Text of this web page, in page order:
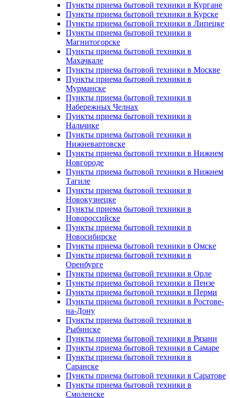
Пункты приема бытовой техники в Кургане
Пункты приема бытовой техники в Курске
Пункты приема бытовой техники в Липецке
Пункты приема бытовой техники в
Магнитогорске
Пункты приема бытовой техники в
Махачкале
Пункты приема бытовой техники в Москве
Пункты приема бытовой техники в
Мурманске
Пункты приема бытовой техники в
Набережных Челнах
Пункты приема бытовой техники в
Нальчике
Пункты приема бытовой техники в
Нижневартовске
Пункты приема бытовой техники в Нижнем
Новгороде
Пункты приема бытовой техники в Нижнем
Тагиле
Пункты приема бытовой техники в
Новокузнецке
Пункты приема бытовой техники в
Новороссийске
Пункты приема бытовой техники в
Новосибирске
Пункты приема бытовой техники в Омске
Пункты приема бытовой техники в
Оренбурге
Пункты приема бытовой техники в Орле
Пункты приема бытовой техники в Пензе
Пункты приема бытовой техники в Перми
Пункты приема бытовой техники в Ростове-
на-Дону
Пункты приема бытовой техники в
Рыбинске
Пункты приема бытовой техники в Рязани
Пункты приема бытовой техники в Самаре
Пункты приема бытовой техники в
Саранске
Пункты приема бытовой техники в Саратове
Пункты приема бытовой техники в
Смоленске